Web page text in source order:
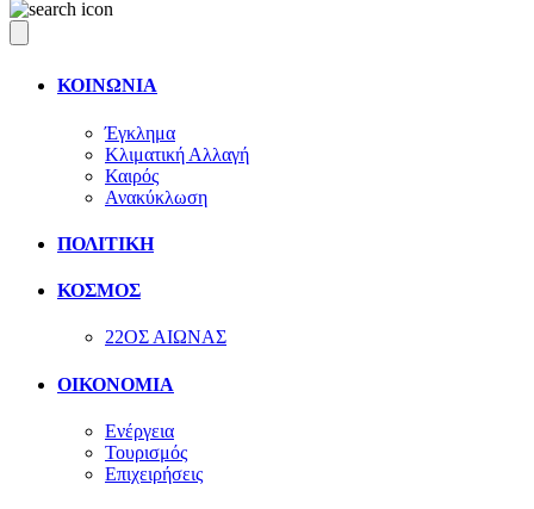
ΚΟΙΝΩΝΙΑ
Έγκλημα
Κλιματική Αλλαγή
Καιρός
Ανακύκλωση
ΠΟΛΙΤΙΚΗ
ΚΟΣΜΟΣ
22ΟΣ ΑΙΩΝΑΣ
ΟΙΚΟΝΟΜΙΑ
Ενέργεια
Τουρισμός
Επιχειρήσεις